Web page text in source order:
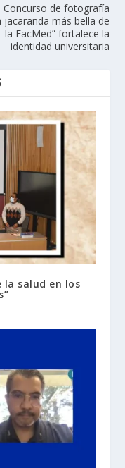
Concurso de fotografía
jacaranda más bella de
la FacMed” fortalece la
identidad universitaria
la salud en los